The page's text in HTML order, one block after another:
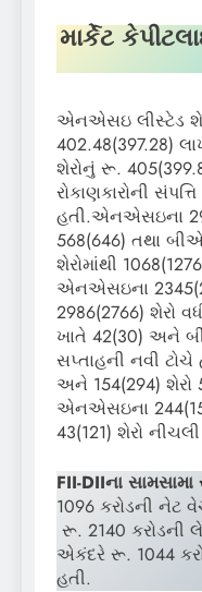
માર્કેટ
એનએસઇ લીસ્ટેડ
402.48(397.28)
શેરોનું રૂ.
રોકાણકારોની
હતી.એનએસઇના
568(646) તથા
શેરોમાંથી
એનએસઇના
2986(2766) શેરો
ખાતે 42(30) અને
સપ્તાહની નવી
અને 154(294) શેરો
એનએસઇના
43(121) શેરો
FII-DIIના સામસામા
1096 કરોડની નેટ
રૂ. 2140 કરોડની
એકંદરે રૂ. 1044
હતી.